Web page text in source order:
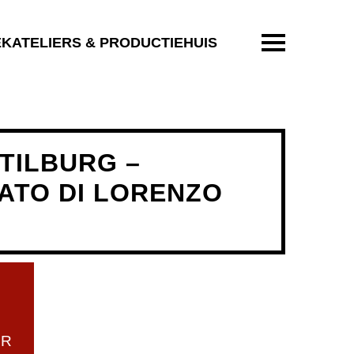
& PRODUCTIEHUIS ENTER OM
–
DI LORENZO